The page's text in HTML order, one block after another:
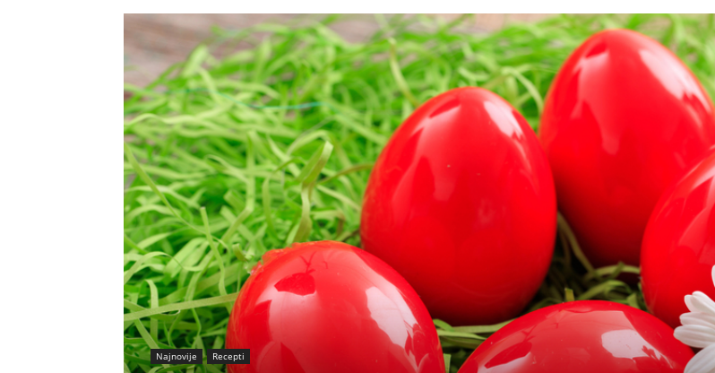
Najnovije Recepti